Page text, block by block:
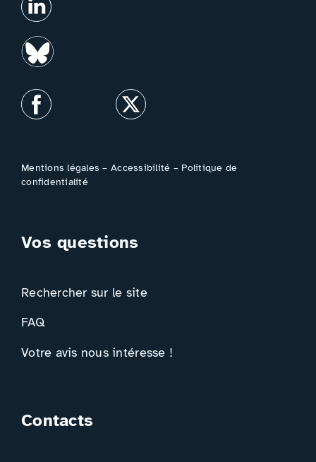
Mentions légales –Accessibilité – Politique de
confidentialité
Vos questions
Rechercher sur le site
FAQ
Votre avis nous intéresse !
Contacts